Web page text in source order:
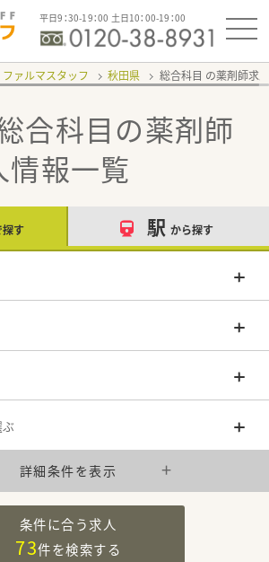
平日9：30-19：00 土日10：00-19：00
ァルマスタッフ 秋田県 総合科目
合科目の薬剤師
情報一覧
探す 駅 から探す
詳細条件を表示
条件に合う求人
73件を検索する